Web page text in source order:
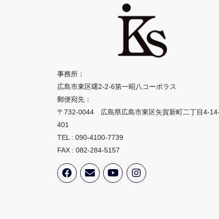
事務所：
広島市東区曙2-2-6第一昭八コーポラス
郵便宛先：
〒732-0044 広島県広島市東区矢賀新町二丁目4-
401
TEL : 090-4100-7739
FAX : 082-284-5157